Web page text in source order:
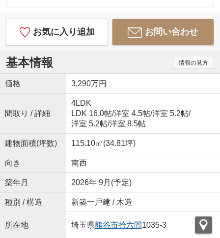
お気に入り追加 お問い合わせ
基本情報 情報の見方
価格 3,290万円
間取り / 詳細
4LDK
LDK 16.0帖/洋室 4.5帖/洋室 5.2帖/
洋室 5.2帖/洋室 8.5帖
建物面積(坪数) 115.10㎡(34.81坪)
向き 南西
築年月 2026年 9月(予定)
種別 / 構造 新築一戸建 / 木造
所在地 埼玉県熊谷市拾六間1035-3